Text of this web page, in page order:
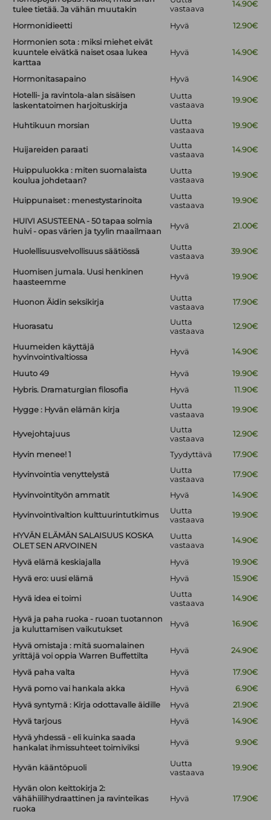
tulee tietää. Ja vähän muutakin
vastaava
14.90€
Hormonidieetti Hyvä
12.90€
Hormonien sota : miksi miehet eivät
kuuntele eivätkä naiset osaa lukea
karttaa
Hyvä 14.90€
Hormonitasapaino Hyvä
14.90€
Hotelli- ja ravintola-alan sisäisen
laskentatoimen harjoituskirja
Uutta
vastaava
19.90€
Huhtikuun morsian
Uutta
vastaava
19.90€
Huijareiden paraati
Uutta
vastaava
14.90€
Huippuluokka : miten suomalaista
koulua johdetaan?
Uutta
vastaava
19.90€
Huippunaiset : menestystarinoita
Uutta
vastaava
19.90€
HUIVI ASUSTEENA - 50 tapaa solmia
huivi - opas värien ja tyylin maailmaan
Hyvä 21.00€
Huolellisuusvelvollisuus säätiössä
Uutta
vastaava
39.90€
Huomisen jumala. Uusi henkinen
haasteemme
Hyvä 19.90€
Huonon Äidin seksikirja
Uutta
vastaava
17.90€
Huorasatu
Uutta
vastaava
12.90€
Huumeiden käyttäjä
hyvinvointivaltiossa
Hyvä 14.90€
Huuto 49 Hyvä
19.90€
Hybris. Dramaturgian filosofia
Hyvä 11.90€
Hygge : Hyvän elämän kirja
Uutta
vastaava
19.90€
Hyvejohtajuus
Uutta
vastaava
12.90€
Hyvin menee! 1 Tyydyttävä 17.90€
Hyvinvointia venyttelystä
Uutta
vastaava
17.90€
Hyvinvointityön ammatit Hyvä 14.90€
Hyvinvointivaltion kulttuurintutkimus
Uutta
vastaava
19.90€
HYVÄN ELÄMÄN SALAISUUS KOSKA
OLET SEN ARVOINEN
Uutta
vastaava
14.90€
Hyvä elämä keskiajalla Hyvä
19.90€
Hyvä ero: uusi elämä
Hyvä 15.90€
Hyvä idea ei toimi
Uutta
vastaava
14.90€
Hyvä ja paha ruoka - ruoan tuotannon
ja kuluttamisen vaikutukset
Hyvä 16.90€
Hyvä omistaja : mitä suomalainen
yrittäjä voi oppia Warren Buffettilta
Hyvä 24.90€
Hyvä paha valta Hyvä
17.90€
Hyvä pomo vai hankala akka
Hyvä
6.90€
Hyvä syntymä : Kirja odottavalle äidille
Hyvä
21.90€
Hyvä tarjous
Hyvä
14.90€
Hyvä yhdessä - eli kuinka saada
hankalat ihmissuhteet toimiviksi
Hyvä 9.90€
Hyvän kääntöpuoli
Uutta
vastaava
19.90€
Hyvän olon keittokirja 2:
vähähiilihydraattinen ja ravinteikas
ruoka
Hyvä 17.90€